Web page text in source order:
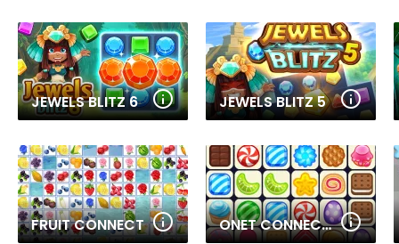
JEWELS BLITZ 6 JEWELS BLITZ 5
FRUIT CONNECT ONET CONNECT CLASSIC